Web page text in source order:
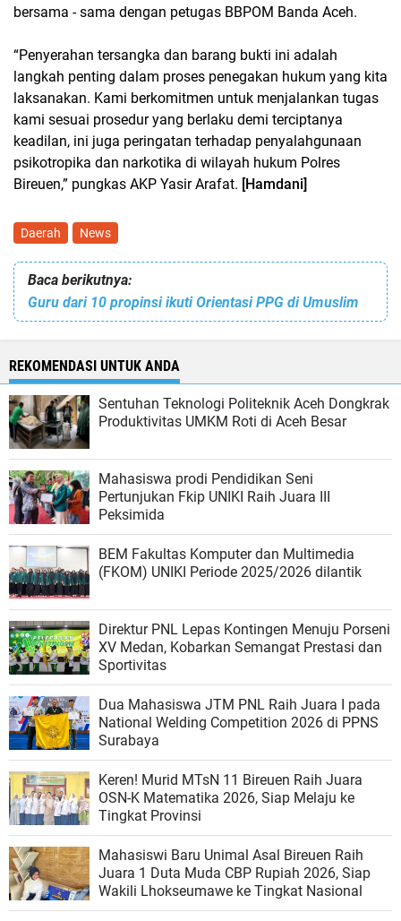
bersama - sama dengan petugas BBPOM Banda Aceh.
“Penyerahan tersangka dan barang bukti ini adalah
langkah penting dalam proses penegakan hukum yang kita
laksanakan. Kami berkomitmen untuk menjalankan tugas
kami sesuai prosedur yang berlaku demi terciptanya
keadilan, ini juga peringatan terhadap penyalahgunaan
psikotropika dan narkotika di wilayah hukum Polres
Bireuen,” pungkas AKP Yasir Arafat. [Hamdani]
Daerah News
Baca berikutnya:
Guru dari 10 propinsi ikuti Orientasi PPG di Umuslim
REKOMENDASI UNTUK ANDA
Sentuhan Teknologi Politeknik Aceh Dongkrak
Produktivitas UMKM Roti di Aceh Besar
Mahasiswa prodi Pendidikan Seni
Pertunjukan Fkip UNIKI Raih Juara III
Peksimida
BEM Fakultas Komputer dan Multimedia
(FKOM) UNIKI Periode 2025/2026 dilantik
Direktur PNL Lepas Kontingen Menuju Porseni
XV Medan, Kobarkan Semangat Prestasi dan
Sportivitas
Dua Mahasiswa JTM PNL Raih Juara I pada
National Welding Competition 2026 di PPNS
Surabaya
Keren! Murid MTsN 11 Bireuen Raih Juara
OSN-K Matematika 2026, Siap Melaju ke
Tingkat Provinsi
Mahasiswi Baru Unimal Asal Bireuen Raih
Juara 1 Duta Muda CBP Rupiah 2026, Siap
Wakili Lhokseumawe ke Tingkat Nasional